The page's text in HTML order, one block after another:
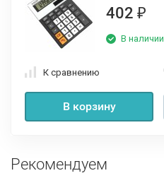
402 ₽
В наличии
К сравнению
В корзину
Рекомендуем